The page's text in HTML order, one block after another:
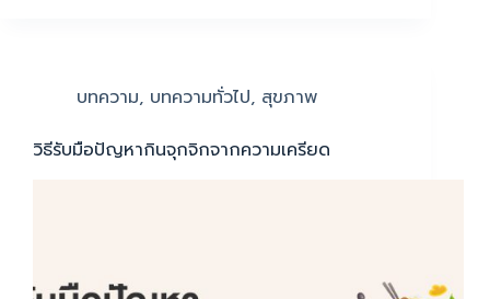
บทความ, บทความทั่วไป, สุขภาพ
วิธีรับมือปัญหากินจุกจิกจากความเครียด